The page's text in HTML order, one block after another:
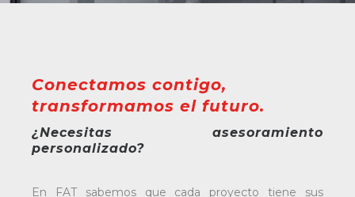
Conectamos contigo,
transformamos el futuro.
¿Necesitas asesoramiento
personalizado?
En FAT sabemos que cada proyecto tiene sus